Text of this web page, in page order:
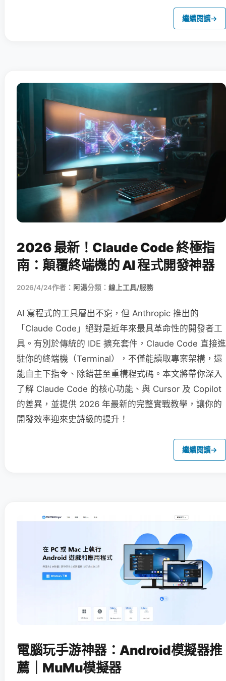
繼續閱讀→
2026 最新！Claude Code 終極指
南：顛覆終端機的 AI 程式開發神器
2026/4/24作者： 阿湯分類： 線上工具/服務
AI 寫程式的工具層出不窮，但 Anthropic 推出的
「Claude Code」絕對是近年來最具革命性的開發者工
具。有別於傳統的 IDE 擴充套件，Claude Code 直接進
駐你的終端機（Terminal），不僅能讀取專案架構，還
能自主下指令、除錯甚至重構程式碼。本文將帶你深入
了解 Claude Code 的核心功能、與 Cursor 及 Copilot
的差異，並提供 2026 年最新的完整實戰教學，讓你的
開發效率迎來史詩級的提升！
繼續閱讀→
電腦玩手游神器：Android模擬器推
薦｜MuMu模擬器